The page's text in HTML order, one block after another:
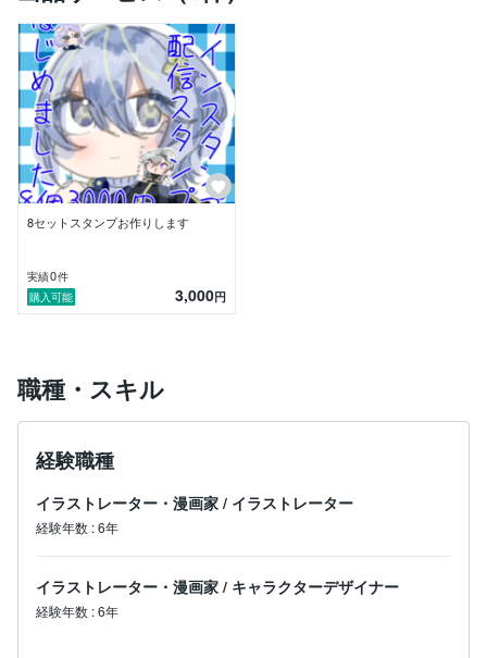
8セットスタンプお作りします
実績0件
購入可能
3,000円
職種・スキル
経験職種
イラストレーター・漫画家 / イラストレーター
経験年数 :6年
イラストレーター・漫画家 / キャラクターデザイナー
経験年数 :6年